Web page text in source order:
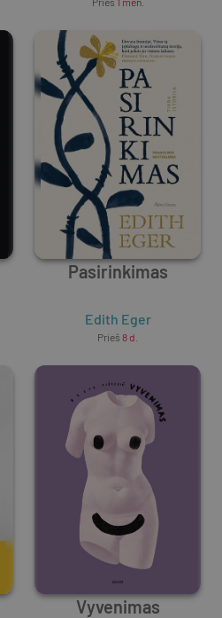
Pasirinkimas
Edith Eger
Prieš 8 d.
Vyvenimas